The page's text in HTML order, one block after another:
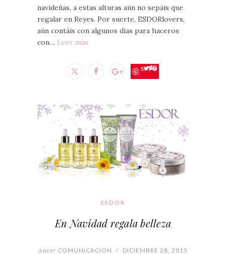
navideñas, a estas alturas aún no sepáis que
regalar en Reyes. Por suerte, ESDORlovers,
aún contáis con algunos días para haceros
con… Leer más
Save
ESDOR
En Navidad regala belleza
Autor COMUNICACION / DICIEMBRE 28, 2015